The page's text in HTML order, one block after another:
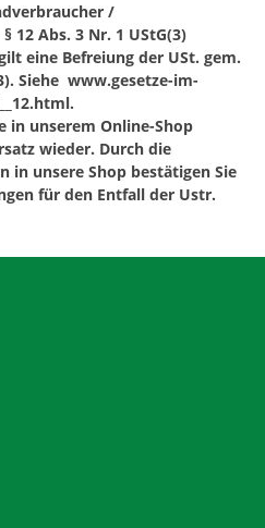
/
12 Abs. 3 Nr. 1 UStG(3)
eine Befreiung der USt. gem.
Siehe www.gesetze-im-
in unserem Online-Shop
wieder. Durch die
in unsere Shop bestätigen Sie
für den Entfall der Ustr.